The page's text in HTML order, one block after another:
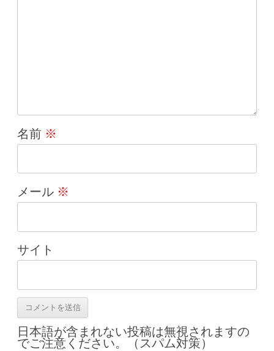
名前 ※
メール ※
サイト
日本語が含まれない投稿は無視されますの
でご注意ください。（スパム対策）